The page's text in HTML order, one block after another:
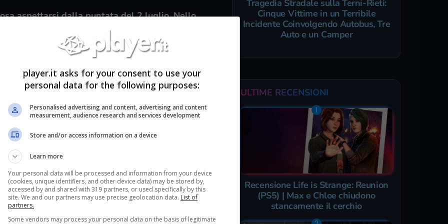
aspettarsi dalla puntata del 2 luglio. Nello
di Ornella, che ha già capito un qualcosa
che si andranno a spalancare
che c’è da sapere a riguardo.
da ormai tantissimi anni, un punto di
italiana. Sono circa tre decenni, infatti, che ogni
telespettatori, che hanno sviluppato unlegame
A questo punto ereditato dai genitori o dai
anche i più
che non tutti conoscono.
per intero in Italia ed il fatto che goda
può non far piacere. Dal momento che si
hanno sviluppato un legame con i personaggi
Tragedia Stradale sulla Terni-Rieti:
Cinque Vittime in un Terribile
Incidente Coinvolgendo Autobus, Tre
Auto e un Camper
ULTIME RECENSIONI
Recensione Life is Strange: Reunion
(PS5) | Max e Chloe chiudono
stancamente il cerchio
player.it asks for your consent to use your
personal data for the following purposes:
Personalised advertising and content, advertising and content
measurement, audience research and services development
Store and/or access information on a device
Learn more
Your personal data will be processed and information from your device
(cookies, unique identifiers, and other device data) may be stored by,
accessed by and shared with 319 partners, or used specifically by this
site. We and our partners may use precise geolocation data. List of
partners.
Some vendors may process your personal data on the basis of legitimate